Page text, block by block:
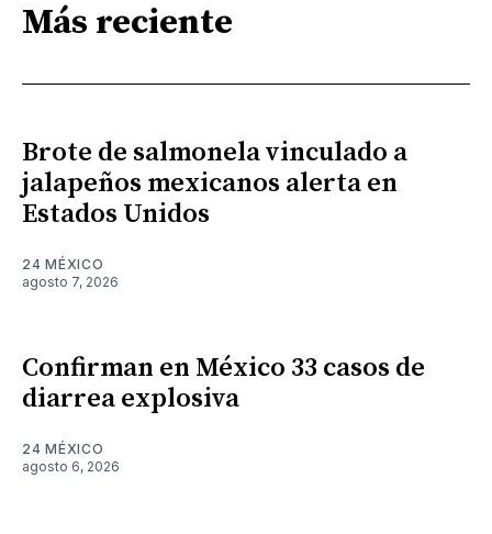
Más reciente
Brote de salmonela vinculado a
jalapeños mexicanos alerta en
Estados Unidos
24 MÉXICO
agosto 7, 2026
Confirman en México 33 casos de
diarrea explosiva
24 MÉXICO
agosto 6, 2026